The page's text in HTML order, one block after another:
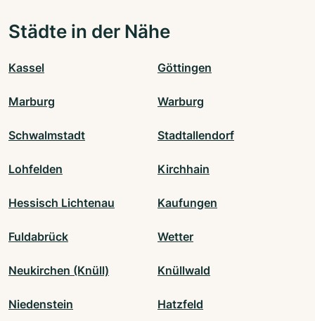
Städte in der Nähe
Kassel Göttingen
Marburg Warburg
Schwalmstadt Stadtallendorf
Lohfelden Kirchhain
Hessisch Lichtenau Kaufungen
Fuldabrück Wetter
Neukirchen (Knüll) Knüllwald
Niedenstein Hatzfeld